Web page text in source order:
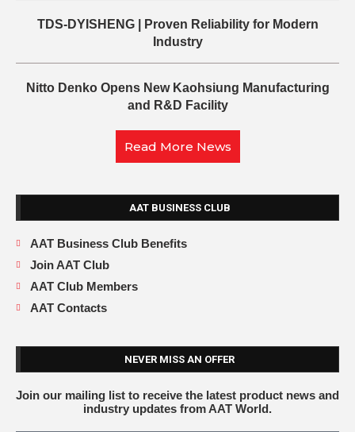
TDS-DYISHENG | Proven Reliability for Modern
Industry
Nitto Denko Opens New Kaohsiung Manufacturing
and R&D Facility
Read More News
AAT BUSINESS CLUB
AAT Business Club Benefits
Join AAT Club
AAT Club Members
AAT Contacts
NEVER MISS AN OFFER
Join our mailing list to receive the latest product news and
industry updates from AAT World.